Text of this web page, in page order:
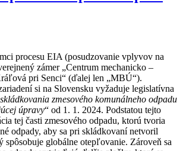
procesu EIA (posudzovanie vplyvov na
zámer „Centrum mechanicko –
pri Senci“ (ďalej len „MBÚ“).
si na Slovensku vyžaduje legislatívna
skládkovania zmesového komunálneho odpadu
úpravy“ od 1. 1. 2024. Podstatou tejto
tej časti zmesového odpadu, ktorú tvoria
odpady, aby sa pri skládkovaní netvoril
globálne otepľovanie. Zároveň sa